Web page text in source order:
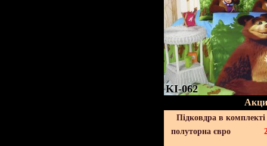
KI-062
Підковдра в
полуторна євро